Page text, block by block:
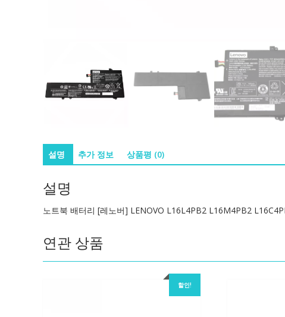
설명 추가 정보 상품평 (0)
설명
노트북 배터리 [레노버] LENOVO L16L4PB2 L16M4PB2
연관 상품
할인!